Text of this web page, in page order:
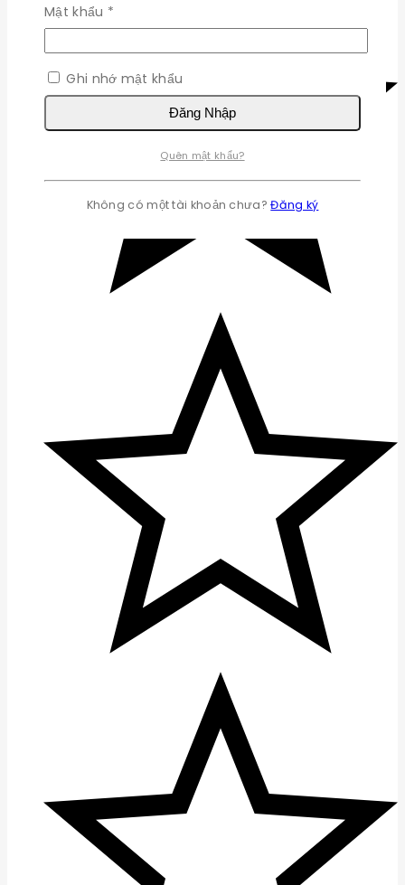
Mật khẩu *
buộc
Ghi nhớ mật khẩu
Đăng Nhập
Quên mật khẩu?
Không có một tài khoản chưa?Đăng ký